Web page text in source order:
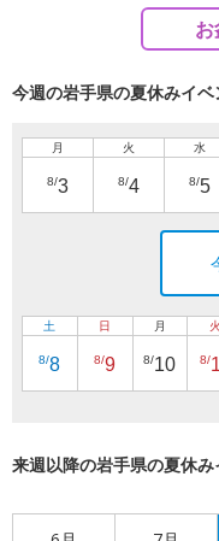
今週の岩手県の夏休みイ
月
8/3
火
8/4
水
8/5
土
8/8
日
8/9
月
8/10
火
8/
来週以降の岩手県の夏休